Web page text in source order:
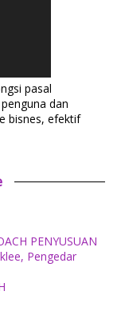
pasal
dan
bisnes, efektif
PENYUSUAN
Pengedar